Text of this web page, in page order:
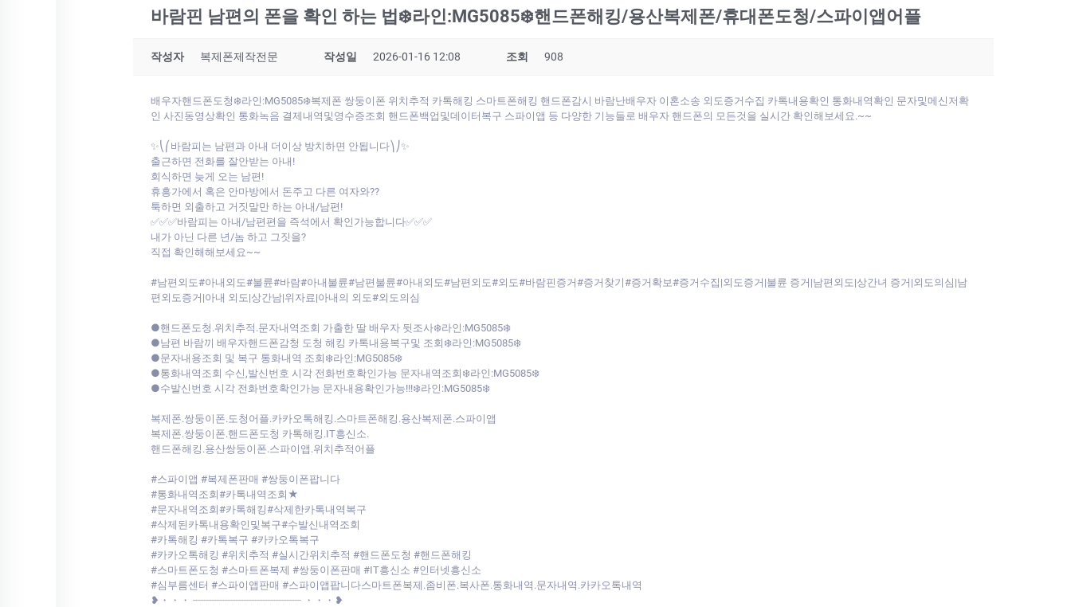
바람핀 남편의 폰을 확인 하는 법❄️라인:MG5085❄️핸드폰해킹/용산복제폰/휴대폰도청/스파이앱어플
작성자 복제폰제작전문 작성일 2026-01-16 12:08 조회 908
배우자핸드폰도청❄️라인:MG5085❄️복제폰 쌍둥이폰 위치추적 카톡해킹 스마트폰해킹 핸드폰감시 바람난배우자 이혼소송 외도증거수집 카톡내용확인 통화내역확인 문자및메신저확
인 사진동영상확인 통화녹음 결제내역및영수증조회 핸드폰백업및데이터복구 스파이앱 등 다양한 기능들로 배우자 핸드폰의 모든것을 실시간 확인해보세요.~~
✨⎝⎛바람피는 남편과 아내 더이상 방치하면 안됩니다⎞⎠✨
출근하면 전화를 잘안받는 아내!
회식하면 늦게 오는 남편!
휴흥가에서 혹은 안마방에서 돈주고 다른 여자와??
툭하면 외출하고 거짓말만 하는 아내/남편!
✅✅✅바람피는 아내/남편편을 즉석에서 확인가능합니다✅✅✅
내가 아닌 다른 년/놈 하고 그짓을?
직접 확인해해보세요~~
#남편외도#아내외도#불륜#바람#아내불륜#남편불륜#아내외도#남편외도#외도#바람핀증거#증거찾기#증거확보#증거수집|외도증거|불륜 증거|남편외도|상간녀 증거|외도의심|남
편외도증거|아내 외도|상간남|위자료|아내의 외도#외도의심
●핸드폰도청.위치추적.문자내역조회 가출한 딸 배우자 뒷조사❄️라인:MG5085❄️
●남편 바람끼 배우자핸드폰감청 도청 해킹 카톡내용복구및 조회❄️라인:MG5085❄️
●문자내용조회 및 복구 통화내역 조회❄️라인:MG5085❄️
●통화내역조회 수신,발신번호 시각 전화번호확인가능 문자내역조회❄️라인:MG5085❄️
●수발신번호 시각 전화번호확인가능 문자내용확인가능!!!❄️라인:MG5085❄️
복제폰.쌍둥이폰.도청어플.카카오톡해킹.스마트폰해킹.용산복제폰.스파이앱
복제폰.쌍둥이폰.핸드폰도청 카톡해킹.IT흥신소.
핸드폰해킹.용산쌍둥이폰.스파이앱.위치추적어플
#스파이앱 #복제폰판매 #쌍둥이폰팝니다
#통화내역조회#카톡내역조회★
#문자내역조회#카톡해킹#삭제한카톡내역복구
#삭제된카톡내용확인및복구#수발신내역조회
#카톡해킹 #카톡복구 #카카오톡복구
#카카오톡해킹 #위치추적 #실시간위치추적 #핸드폰도청 #핸드폰해킹
#스마트폰도청 #스마트폰복제 #쌍둥이폰판매 #IT흥신소 #인터넷흥신소
#심부름센터 #스파이앱판매 #스파이앱팝니다스마트폰복제.좀비폰.복사폰.통화내역.문자내역.카카오톡내역
❥・・・ ┈┈┈┈┈┈┈┈┈┈┈┈┈┈┈┈┈ ・・・❥